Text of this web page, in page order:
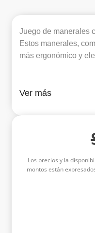
Juego de manerales
Estos manerales,
más ergonómico y
Ver más
Los precios y la
montos están